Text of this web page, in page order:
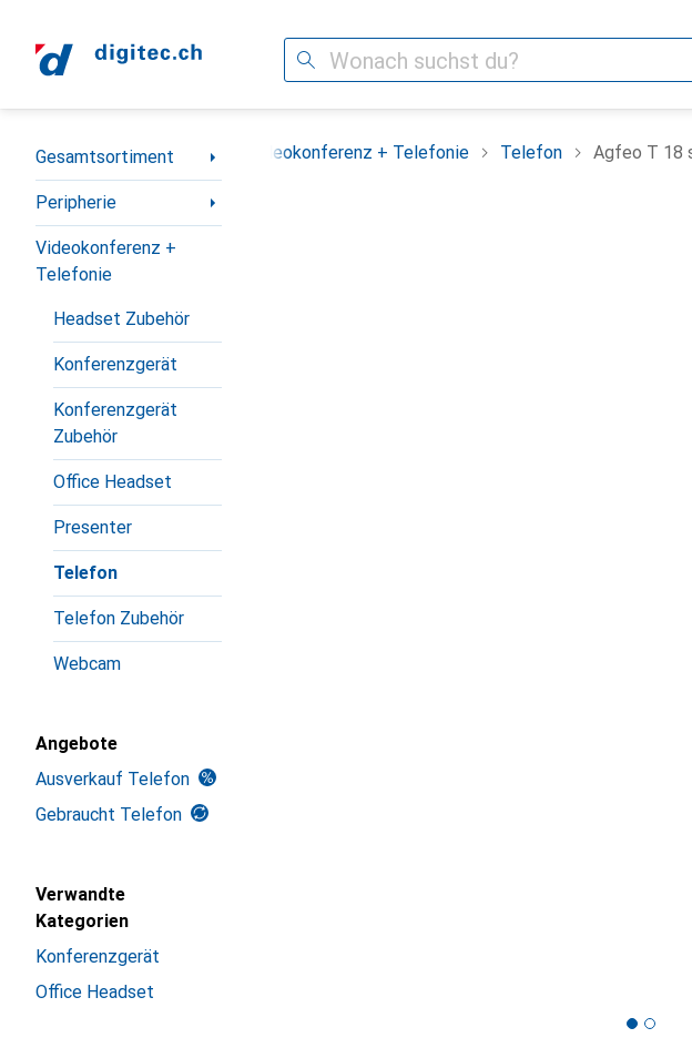
Suche
Navigation nach Kategorien
Gesamtsortiment
Peripherie
Videokonferenz +
Telefonie
Headset Zubehör
Konferenzgerät
Konferenzgerät
Zubehör
Office Headset
Presenter
Telefon
Telefon Zubehör
Webcam
Angebote
Ausverkauf Telefon
Gebraucht Telefon
Verwandte
Kategorien
Konferenzgerät
Office Headset
Peripherie Videokonferenz + Telefonie Telefon Agfeo T 18